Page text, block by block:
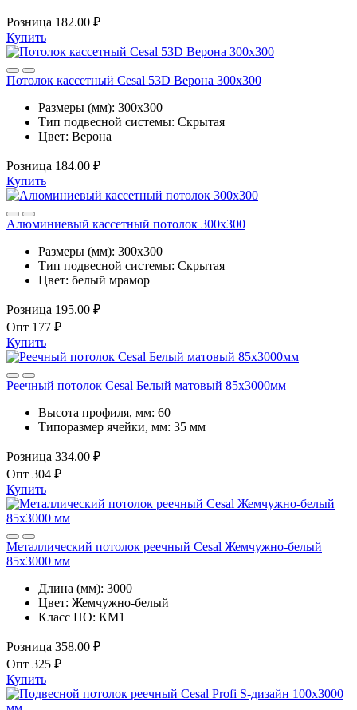
Розница 182.00 ₽
Купить
Потолок кассетный Cesal 53D Верона 300х300
Размеры (мм): 300x300
Тип подвесной системы: Скрытая
Цвет: Верона
Розница 184.00 ₽
Купить
Алюминиевый кассетный потолок 300х300
Размеры (мм): 300x300
Тип подвесной системы: Скрытая
Цвет: белый мрамор
Розница 195.00 ₽
Опт 177 ₽
Купить
Реечный потолок Cesal Белый матовый 85х3000мм
Высота профиля, мм: 60
Типоразмер ячейки, мм: 35 мм
Розница 334.00 ₽
Опт 304 ₽
Купить
Металлический потолок реечный Cesal Жемчужно-белый
85х3000 мм
Длина (мм): 3000
Цвет: Жемчужно-белый
Класс ПО: КМ1
Розница 358.00 ₽
Опт 325 ₽
Купить